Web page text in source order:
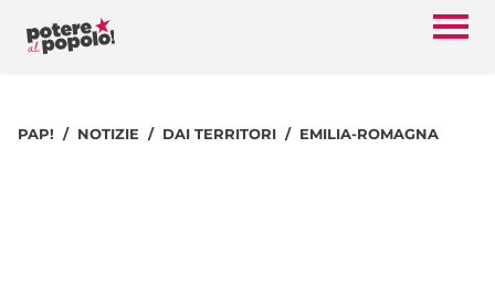
PAP! NOTIZIE DAI TERRITORI EMILIA-ROMAGNA